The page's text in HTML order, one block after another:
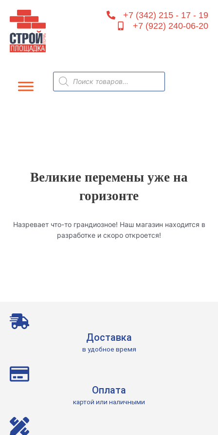
содержимому
+7 (342) 215 - 17 - 19
+7 (922) 240-06-20
Поиск
товаров
Великие перемены уже на
горизонте
Назревает что-то грандиозное! Наш магазин находится в
разработке и скоро откроется!
Доставка
в удобное время
Оплата
картой или наличными